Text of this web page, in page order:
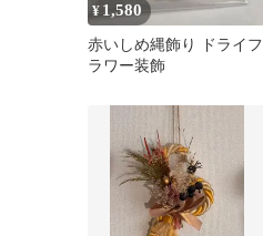
¥ 1,580
赤いしめ縄飾り ドライフ
ラワー装飾